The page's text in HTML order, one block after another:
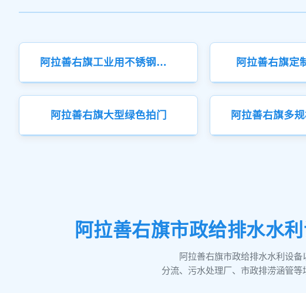
阿拉善右旗工业用不锈钢拍门 阿拉善右旗定
阿拉善右旗大型绿色拍门
阿拉善右旗市政给排水水
阿拉善右旗市政给排水水利设
分流、污水处理厂、市政排涝涵管